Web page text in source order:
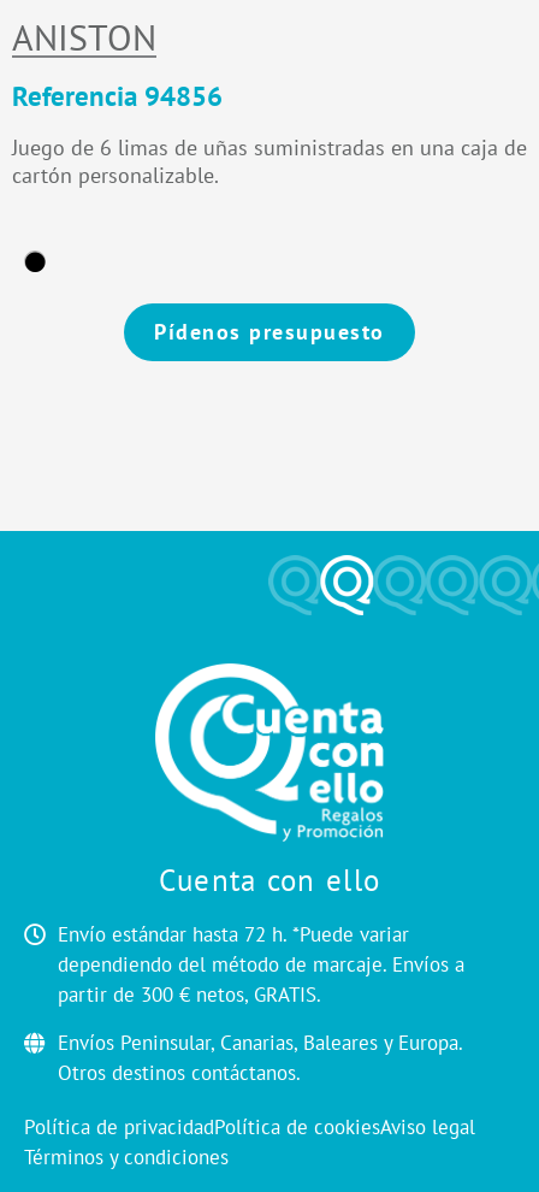
ANISTON
Referencia 94856
Juego de 6 limas de uñas suministradas en una caja de
cartón personalizable.
Pídenos presupuesto
Cuenta con ello
Envío estándar hasta 72 h. *Puede variar
dependiendo del método de marcaje. Envíos a
partir de 300 € netos, GRATIS.
Envíos Peninsular, Canarias, Baleares y Europa.
Otros destinos contáctanos.
Política de privacidadPolítica de cookiesAviso legal
Términos y condiciones